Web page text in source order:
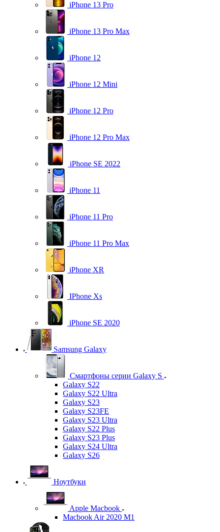
iPhone 13 Pro
iPhone 13 Pro Max
iPhone 12
iPhone 12 Mini
iPhone 12 Pro
iPhone 12 Pro Max
iPhone SE 2022
iPhone 11
iPhone 11 Pro
iPhone 11 Pro Max
iPhone XR
IPhone Xs
iPhone SE 2020
Samsung Galaxy
Смартфоны серии Galaxy S
Galaxy S22
Galaxy S22 Ultra
Galaxy S23
Galaxy S23FE
Galaxy S23 Ultra
Galaxy S22 Plus
Galaxy S23 Plus
Galaxy S24 Ultra
Galaxy S26
Ноутбуки
Apple Macbook
Macbook Air 2020 M1